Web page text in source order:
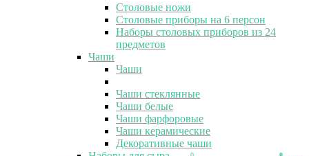
Столовые ножи
Столовые приборы на 6 персон
Наборы столовых приборов из 24
предметов
Чаши
Чаши
Чаши стеклянные
Чаши белые
Чаши фарфоровые
Чаши керамические
Декоративные чаши